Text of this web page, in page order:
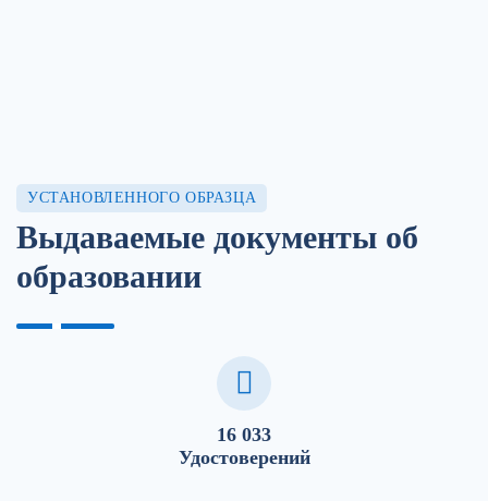
УСТАНОВЛЕННОГО ОБРАЗЦА
Выдаваемые документы об
образовании
16 033
Удостоверений